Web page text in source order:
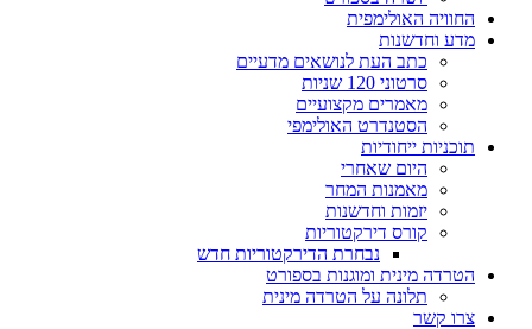
החוויה האולימפית
מדע וחדשנות
כתב העת לנושאים מדעיים
סרטוני 120 שניות
מאמרים מקצועיים
הסטנדרט האולימפי
תוכניות ייחודיות
היום שאחרי
מאמנות המחר
יזמות וחדשנות
קורס דירקטוריות
נבחרת הדירקטוריות חדש
הטרדה מינית ומוגנות בספורט
תלונה על הטרדה מינית
צרו קשר